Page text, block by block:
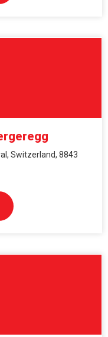
Switzerland, 8843